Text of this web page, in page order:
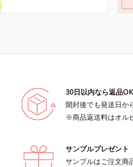
30日以内なら返品OK
開封後でも発送日か
※商品返送料はオル
サンプルプレゼント
サンプルはご注文商